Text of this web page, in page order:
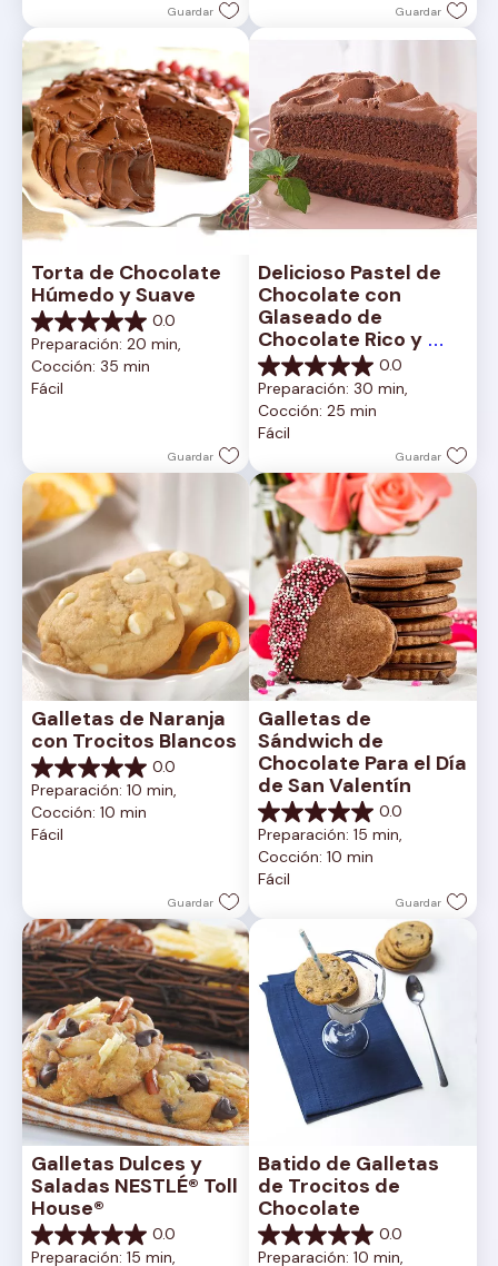
reseña
Guardar Guardar
Torta de Chocolate
Húmedo y Suave
0.0
0.0
de
5
estrellas.
Preparación: 20 min,
Cocción: 35 min
Fácil
Guardar
Delicioso Pastel de
Chocolate con
Glaseado de
Chocolate Rico y
Cremoso
0.0
0.0
de
5
estrellas.
Preparación: 30 min,
Cocción: 25 min
Fácil
Guardar
Galletas de Naranja
con Trocitos Blancos
0.0
0.0
de
5
estrellas.
Preparación: 10 min,
Cocción: 10 min
Fácil
Guardar
Galletas de
Sándwich de
Chocolate Para el Día
de San Valentín
0.0
0.0
de
5
estrellas.
Preparación: 15 min,
Cocción: 10 min
Fácil
Guardar
Galletas Dulces y
Saladas NESTLÉ® Toll
House®
0.0
0.0
Preparación: 15 min,
Batido de Galletas
de Trocitos de
Chocolate
0.0
0.0
Preparación: 10 min,